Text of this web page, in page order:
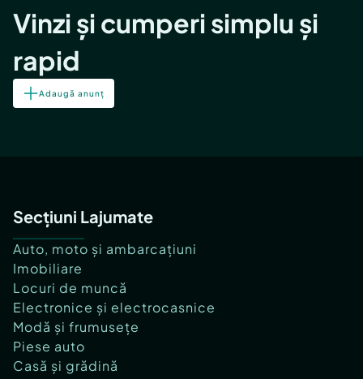
Vinzi și cumperi simplu și
rapid
Adaugă anunț
Secțiuni Lajumate
Auto, moto și ambarcațiuni
Imobiliare
Locuri de muncă
Electronice și electrocasnice
Modă și frumusețe
Piese auto
Casă și grădină